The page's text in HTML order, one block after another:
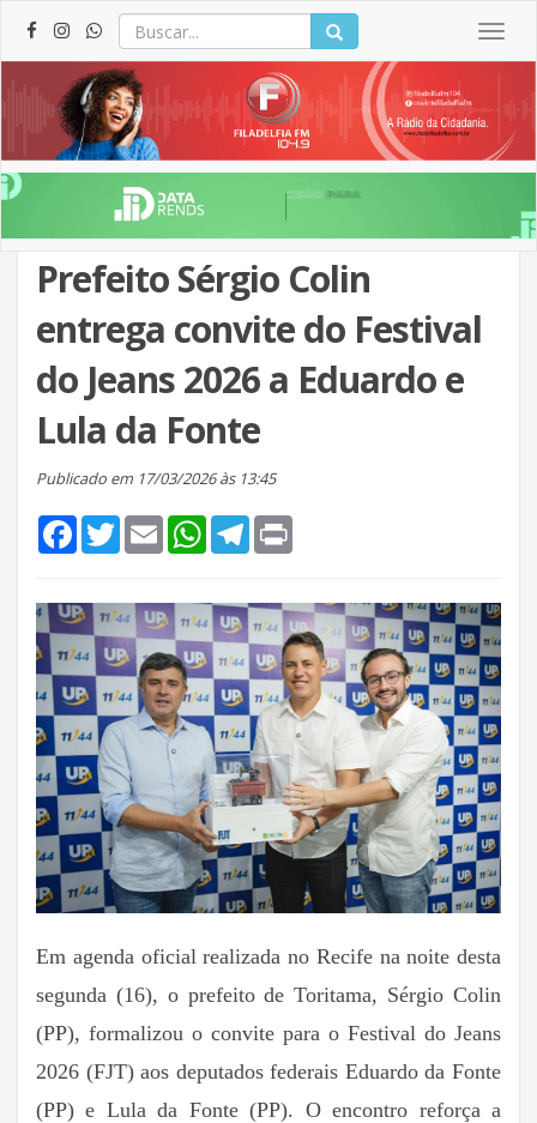
Prefeito Sérgio Colin
entrega convite do Festival
do Jeans 2026 a Eduardo e
Lula da Fonte
Publicado em 17/03/2026 às 13:45
FacebookTwitterEmail WhatsApp
Telegram
Em agenda oficial realizada no Recife na noite desta
segunda (16), o prefeito de Toritama, Sérgio Colin
(PP), formalizou o convite para o Festival do Jeans
2026 (FJT) aos deputados federais Eduardo da Fonte
(PP) e Lula da Fonte (PP). O encontro reforça a